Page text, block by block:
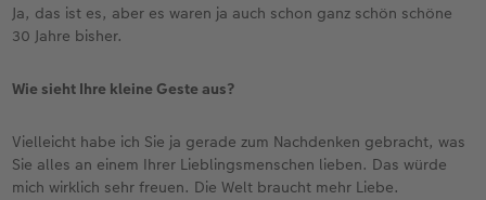
Ja, das ist es, aber es waren ja auch schon ganz schön schöne
30 Jahre bisher.
Wie sieht Ihre kleine Geste aus?
Vielleicht habe ich Sie ja gerade zum Nachdenken gebracht, was
Sie alles an einem Ihrer Lieblingsmenschen lieben. Das würde
mich wirklich sehr freuen. Die Welt braucht mehr Liebe.